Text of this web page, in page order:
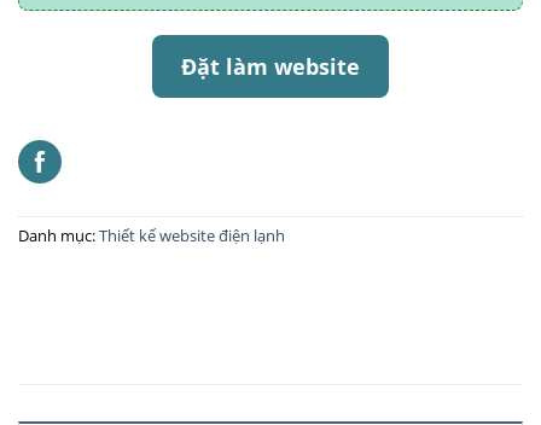
Đặt làm website
Danh mục:Thiết kế website điện lạnh